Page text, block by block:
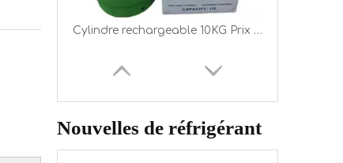
Prix ​​de gros R134a Gas de réfrigérant pour l'Europe dans un cylindre rechargeable de 12 kg
Nouvelles de réfrigérant